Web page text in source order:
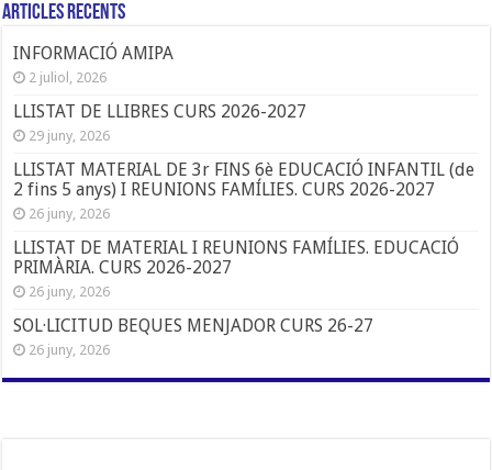
Articles Recents
INFORMACIÓ AMIPA
2 juliol, 2026
LLISTAT DE LLIBRES CURS 2026-2027
29 juny, 2026
LLISTAT MATERIAL DE 3r FINS 6è EDUCACIÓ INFANTIL (de
2 fins 5 anys) I REUNIONS FAMÍLIES. CURS 2026-2027
26 juny, 2026
LLISTAT DE MATERIAL I REUNIONS FAMÍLIES. EDUCACIÓ
PRIMÀRIA. CURS 2026-2027
26 juny, 2026
SOL·LICITUD BEQUES MENJADOR CURS 26-27
26 juny, 2026